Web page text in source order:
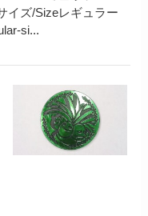
イズ/Sizeレギュラー
si...